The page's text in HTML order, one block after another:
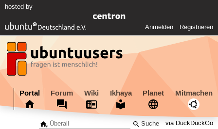
hosted by
Anmelden Registrieren
Portal Forum Wiki Ikhaya Planet Mitmachen
via DuckDuckGo